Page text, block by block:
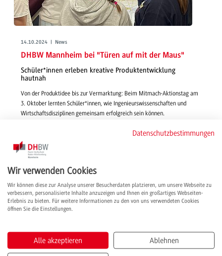
14.10.2024 | News
DHBW Mannheim bei "Türen auf mit der Maus"
Schüler*innen erleben kreative Produktentwicklung
hautnah
Von der Produktidee bis zur Vermarktung: Beim Mitmach-Aktionstag am
3. Oktober lernten Schüler*innen, wie Ingenieurswissenschaften und
Wirtschaftsdisziplinen gemeinsam erfolgreich sein können.
Datenschutzbestimmungen
Wir verwenden Cookies
Wir können diese zur Analyse unserer Besucherdaten platzieren, um unsere Webseite zu
verbessern, personalisierte Inhalte anzuzeigen und Ihnen ein großartiges Webseiten-
Erlebnis zu bieten. Für weitere Informationen zu den von uns verwendeten Cookies
öffnen Sie die Einstellungen.
Alle akzeptieren Ablehnen